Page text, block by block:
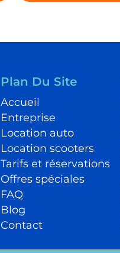
Plan Du Site
Accueil
Entreprise
Location auto
Location scooters
Tarifs et réservations
Offres spéciales
FAQ
Blog
Contact